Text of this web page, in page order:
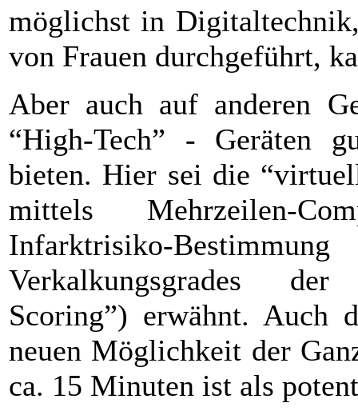
möglichst in
von Frauen durchgeführt,
Aber auch auf anderen
“High-Tech” - Geräten
bieten. Hier sei die
mittels Mehrzeilen-
Infarktrisiko-
Verkalkungsgrades
Scoring”) erwähnt. Auch
neuen Möglichkeit der
ca. 15 Minuten ist als